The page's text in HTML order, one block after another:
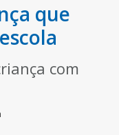
que
com